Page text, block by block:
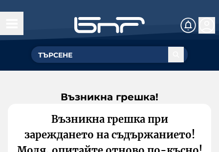
Възникна грешка!
Възникна грешка при
зареждането на съдържанието!